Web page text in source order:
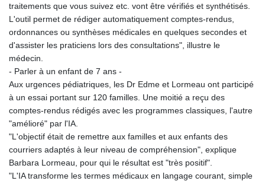
traitements que vous suivez etc. vont être vérifiés et synthétisés.
L'outil permet de rédiger automatiquement comptes-rendus,
ordonnances ou synthèses médicales en quelques secondes et
d'assister les praticiens lors des consultations", illustre le
médecin.
- Parler à un enfant de 7 ans -
Aux urgences pédiatriques, les Dr Edme et Lormeau ont participé
à un essai portant sur 120 familles. Une moitié a reçu des
comptes-rendus rédigés avec les programmes classiques, l'autre
"amélioré" par l'IA.
"L'objectif était de remettre aux familles et aux enfants des
courriers adaptés à leur niveau de compréhension", explique
Barbara Lormeau, pour qui le résultat est "très positif".
"L'IA transforme les termes médicaux en langage courant, simple